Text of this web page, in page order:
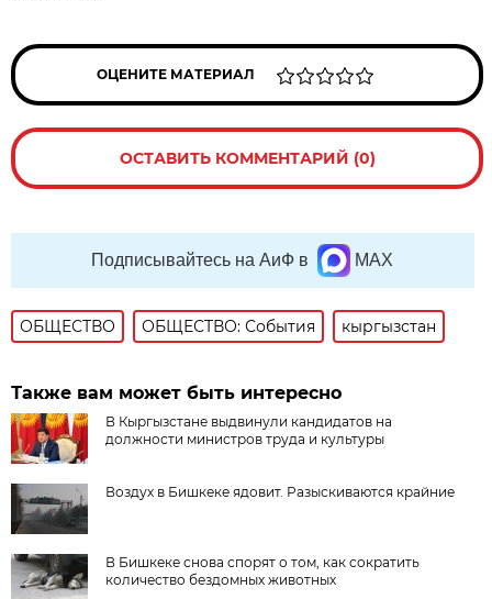
ОЦЕНИТЕ МАТЕРИАЛ
ОСТАВИТЬ КОММЕНТАРИЙ (0)
Подписывайтесь на АиФ в MAX
ОБЩЕСТВО ОБЩЕСТВО: События кыргызстан
Также вам может быть интересно
В Кыргызстане выдвинули кандидатов на
должности министров труда и культуры
Воздух в Бишкеке ядовит. Разыскиваются крайние
В Бишкеке снова спорят о том, как сократить
количество бездомных животных